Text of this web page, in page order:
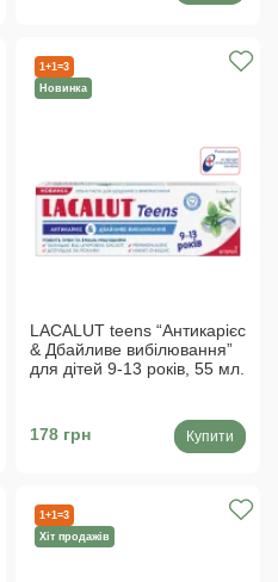
LACALUT teens “Антикарієс
& Дбайливе вибілювання”
для дітей 9-13 років, 55 мл.
1+1=3
Новинка
178 грн Купити
1+1=3
Хіт продажів